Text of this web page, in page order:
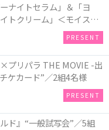
ナイトセラム」＆「ヨ
クリーム」＜モイスト
／各1名様・計2名様
PRESENT
プリパラ THE MOVIE -出
ケカード”／2組4名様
PRESENT
ド』“一般試写会”／5組